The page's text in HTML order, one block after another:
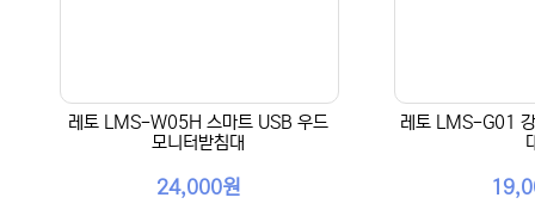
레토 LMS-W05H 스마트 USB 우드
모니터받침대
24,000원
레토 LMS-G01